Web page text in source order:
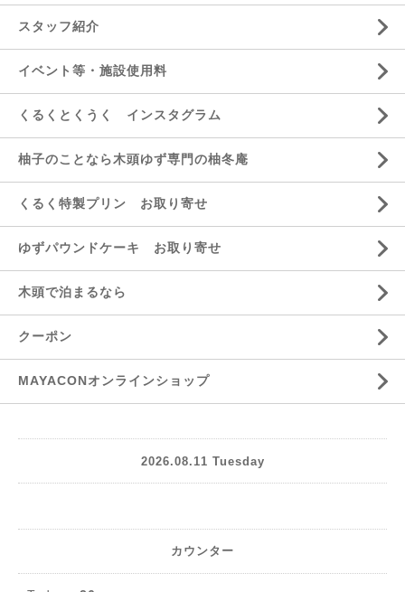
スタッフ紹介
イベント等・施設使用料
くるくとくうく インスタグラム
柚子のことなら木頭ゆず専門の柚冬庵
くるく特製プリン お取り寄せ
ゆずパウンドケーキ お取り寄せ
木頭で泊まるなら
クーポン
MAYACONオンラインショップ
2026.08.11 Tuesday
カウンター